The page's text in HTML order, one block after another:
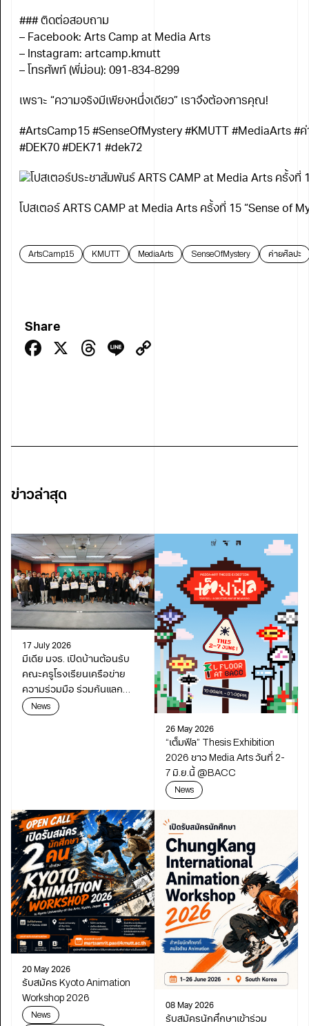
### ติดต่อสอบถาม
– Facebook: Arts Camp at Media Arts
– Instagram: artcamp.kmutt
– โทรศัพท์ (พี่ม่อน): 091-834-8299
เพราะ “ความจริงมีเพียงหนึ่งเดียว” เราจึงต้องการคุณ!
#ArtsCamp15 #SenseOfMystery #KMUTT #MediaArts #
#DEK70 #DEK71 #dek72
โปสเตอร์ ARTS CAMP at Media Arts ครั้งที่ 15 “Sense of
ArtsCamp15 KMUTT MediaArts SenseOfMystery ค่ายศิลปะ
Share
Facebook
X Threads
Line
ข่าวล่าสุด
17 July 2026
มีเดีย มจธ. เปิดบ้านต้อนรับ
คณะครูโรงเรียนเครือข่าย
ความร่วมมือ ร่วมกันแลก
เปลี่ยนเรียนรู้เดินหน้า
News
26 May 2026
“เต็มฟีล” Thesis Exhibition
2026 ชาว Media Arts วันที่ 2-
7 มิ.ย.นี้ @BACC
News
20 May 2026
รับสมัคร Kyoto Animation
Workshop 2026
News
08 May 2026
รับสมัครนักศึกษาเข้าร่วม